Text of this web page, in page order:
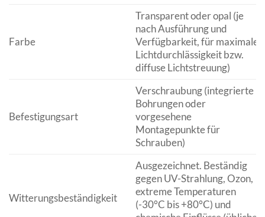
Farbe
Transparent oder opal (je
nach Ausführung und
Verfügbarkeit, für maximale
Lichtdurchlässigkeit bzw.
diffuse Lichtstreuung)
Befestigungsart
Verschraubung (integrierte
Bohrungen oder
vorgesehene
Montagepunkte für
Schrauben)
Witterungsbeständigkeit
Ausgezeichnet. Beständig
gegen UV-Strahlung, Ozon,
extreme Temperaturen
(-30°C bis +80°C) und